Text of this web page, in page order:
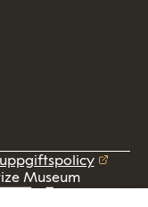
Museum